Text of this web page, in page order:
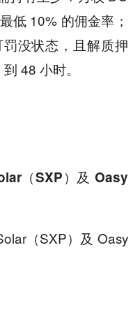
低 10% 的佣金率；
没状态，且解质押
48 小时。
（SXP）及 Oasy
（SXP）及 Oasy